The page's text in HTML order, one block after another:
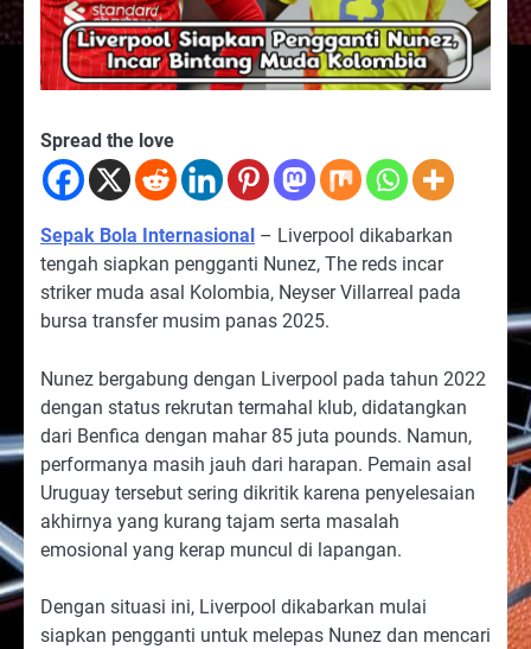
Spread the love
Sepak Bola Internasional – Liverpool dikabarkan
tengah siapkan pengganti Nunez, The reds incar
striker muda asal Kolombia, Neyser Villarreal pada
bursa transfer musim panas 2025.
Nunez bergabung dengan Liverpool pada tahun 2022
dengan status rekrutan termahal klub, didatangkan
dari Benfica dengan mahar 85 juta pounds. Namun,
performanya masih jauh dari harapan. Pemain asal
Uruguay tersebut sering dikritik karena penyelesaian
akhirnya yang kurang tajam serta masalah
emosional yang kerap muncul di lapangan.
Dengan situasi ini, Liverpool dikabarkan mulai
siapkan pengganti untuk melepas Nunez dan mencari